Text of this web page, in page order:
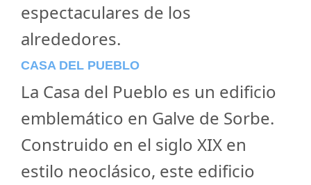
espectaculares de los
alrededores.
CASA DEL PUEBLO
La Casa del Pueblo es un edificio
emblemático en Galve de Sorbe.
Construido en el siglo XIX en
estilo neoclásico, este edificio